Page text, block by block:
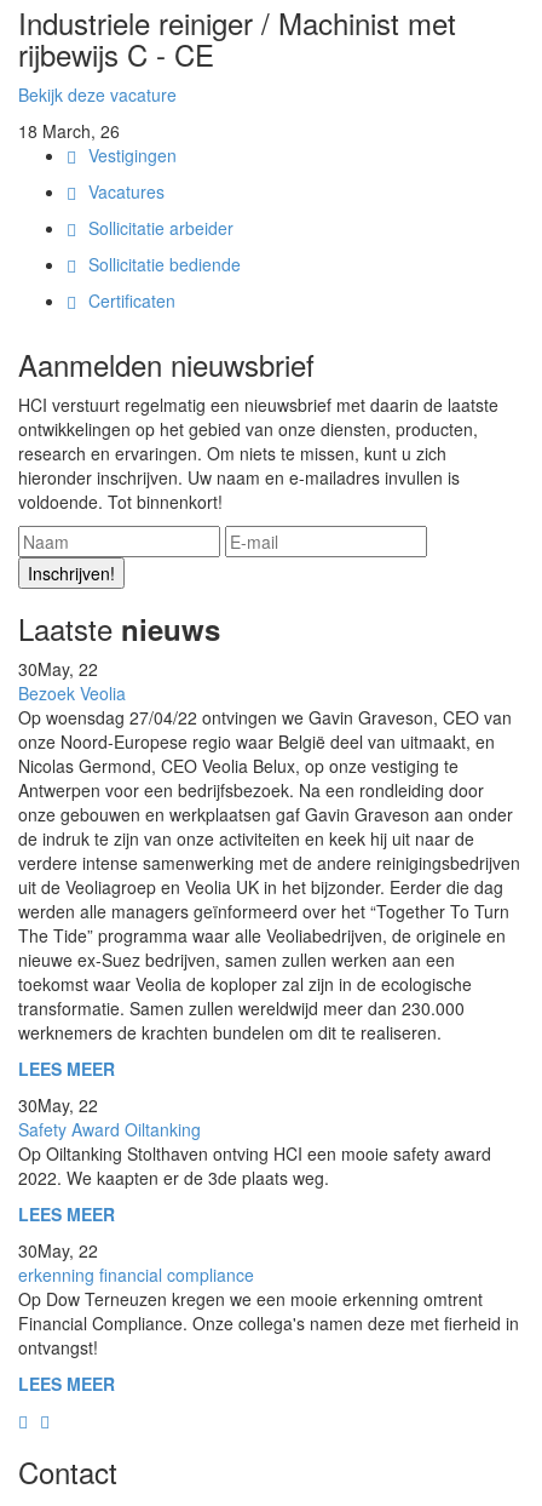
Industriele reiniger / Machinist met
rijbewijs C - CE
Bekijk deze vacature
18 March, 26
Vestigingen
Vacatures
Sollicitatie arbeider
Sollicitatie bediende
Certificaten
Aanmelden nieuwsbrief
HCI verstuurt regelmatig een nieuwsbrief met daarin de laatste
ontwikkelingen op het gebied van onze diensten, producten,
research en ervaringen. Om niets te missen, kunt u zich
hieronder inschrijven. Uw naam en e-mailadres invullen is
voldoende. Tot binnenkort!
Laatste nieuws
30May, 22
Bezoek Veolia
Op woensdag 27/04/22 ontvingen we Gavin Graveson, CEO van
onze Noord-Europese regio waar België deel van uitmaakt, en
Nicolas Germond, CEO Veolia Belux, op onze vestiging te
Antwerpen voor een bedrijfsbezoek. Na een rondleiding door
onze gebouwen en werkplaatsen gaf Gavin Graveson aan onder
de indruk te zijn van onze activiteiten en keek hij uit naar de
verdere intense samenwerking met de andere reinigingsbedrijven
uit de Veoliagroep en Veolia UK in het bijzonder. Eerder die dag
werden alle managers geïnformeerd over het “Together To Turn
The Tide” programma waar alle Veoliabedrijven, de originele en
nieuwe ex-Suez bedrijven, samen zullen werken aan een
toekomst waar Veolia de koploper zal zijn in de ecologische
transformatie. Samen zullen wereldwijd meer dan 230.000
werknemers de krachten bundelen om dit te realiseren.
LEES MEER
30May, 22
Safety Award Oiltanking
Op Oiltanking Stolthaven ontving HCI een mooie safety award
2022. We kaapten er de 3de plaats weg.
LEES MEER
30May, 22
erkenning financial compliance
Op Dow Terneuzen kregen we een mooie erkenning omtrent
Financial Compliance. Onze collega's namen deze met fierheid in
ontvangst!
LEES MEER
Contact